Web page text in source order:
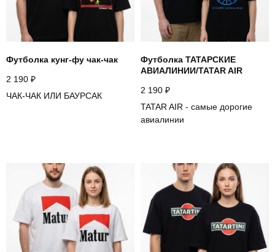
Футболка кунг-фу чак-чак
2 190 ₽
ЧАК-ЧАК ИЛИ БАУРСАК
Футболка ТАТАРСКИЕ
АВИАЛИНИИ/TATAR AIR
2 190 ₽
TATAR AIR - самые дорогие
авиалинии